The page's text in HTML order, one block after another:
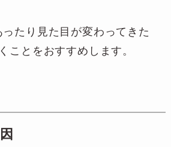
たり見た目が変わってきた
ことをおすすめします。